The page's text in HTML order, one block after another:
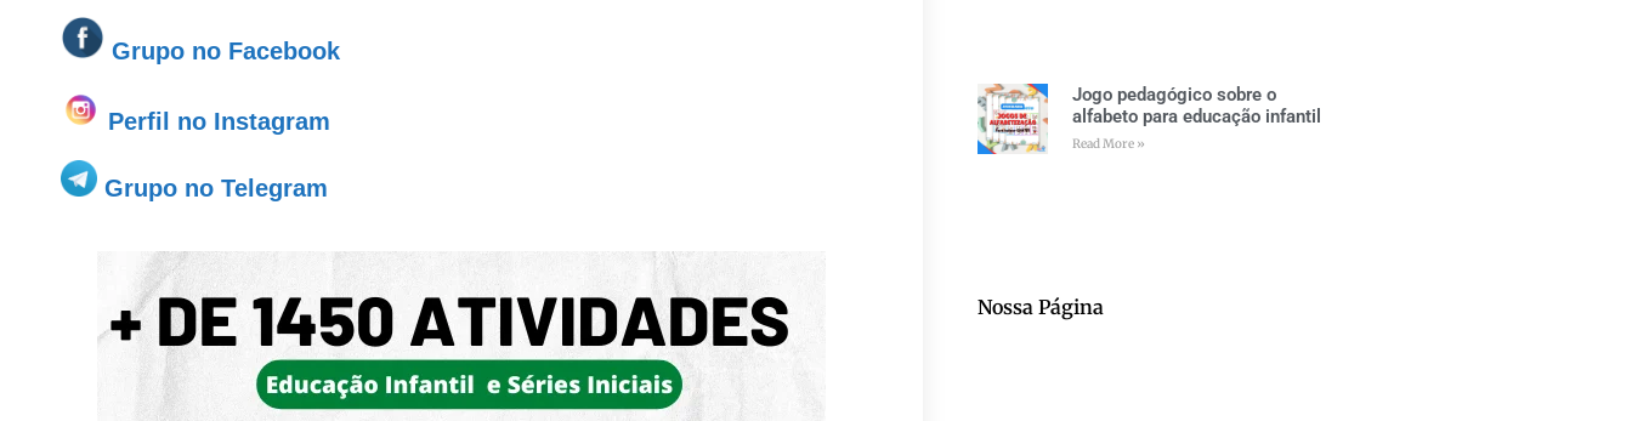
Grupo no Facebook
Perfil no Instagram
Grupo no Telegram
Jogo pedagógico sobre o
alfabeto para educação infantil
Read More »
Nossa Página